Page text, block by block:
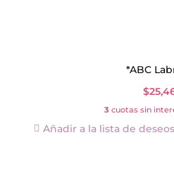
*ABC
$
3 cuotas sin
Añadir a la lista de deseos